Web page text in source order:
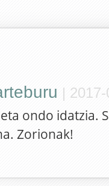
|
ondo idatzia.
Zorionak!